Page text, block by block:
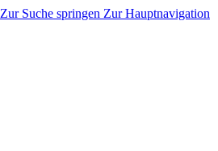
Zur Suche springen Zur Hauptnavigation